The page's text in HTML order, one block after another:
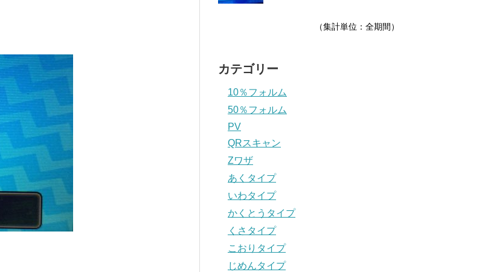
（集計単位：全期間）
カテゴリー
10％フォルム
50％フォルム
PV
QRスキャン
Zワザ
あくタイプ
いわタイプ
かくとうタイプ
くさタイプ
こおりタイプ
じめんタイプ